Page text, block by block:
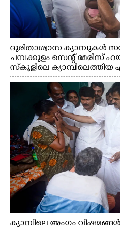
ദുരിതാശ്വാസ ക്യാമ്പുകൾ
ചമ്പക്കുളം സെന്റ് മേരീസ്
സ്കൂളിലെ
സെക്രട്ടറി കെ.സി
എടുത്ത് ലാളിച്ചപ്പോൾ.
വകുപ്പ് മന്ത്രി എം. ലിജു,
റെജി ചെറിയാൻ എം. എൽ.
ക്യാമ്പിലെ അംഗം